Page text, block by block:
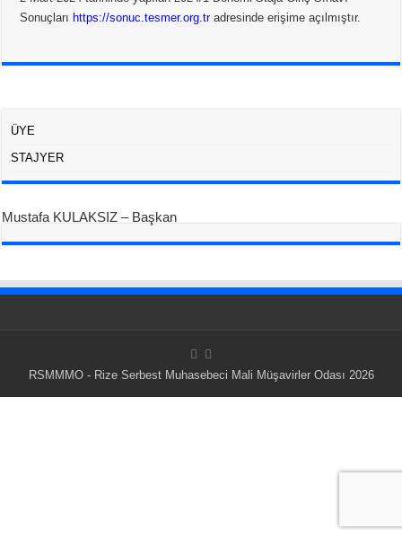
Sonuçları https://sonuc.tesmer.org.tr adresinde erişime açılmıştır.
ÜYE
STAJYER
Mustafa KULAKSIZ – Başkan
RSMMMO - Rize Serbest Muhasebeci Mali Müşavirler Odası 2026